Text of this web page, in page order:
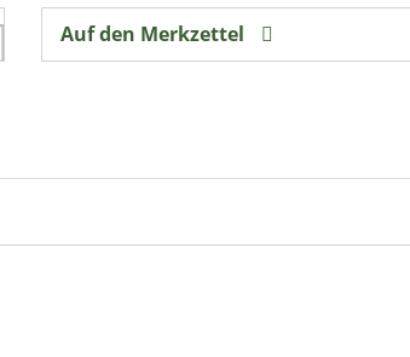
Auf den Merkzettel